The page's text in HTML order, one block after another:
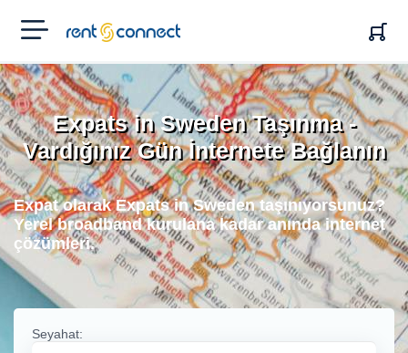
RENT'N
CONNECT
Expats in Sweden Taşınma -
Vardığınız Gün İnternete Bağlanın
Expat olarak Expats in Sweden taşınıyorsunuz?
Yerel broadband kurulana kadar anında internet
çözümleri.
Seyahat: